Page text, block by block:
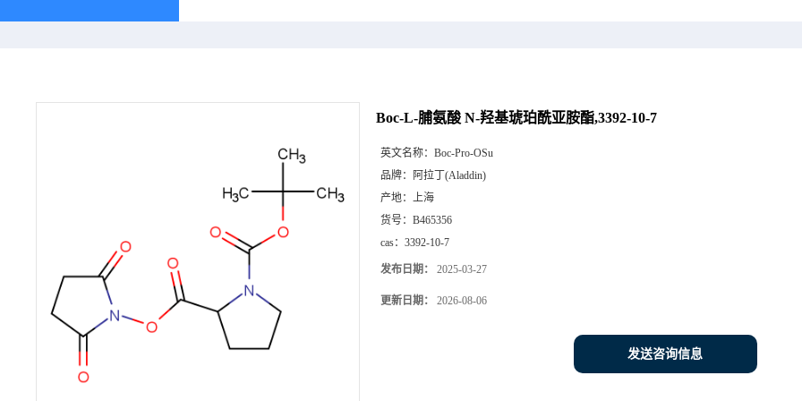
Boc-L-脯氨酸 N-羟基琥珀酰亚胺酯,3392-10-7
英文名称： Boc-Pro-OSu
品牌： 阿拉丁(Aladdin)
产地： 上海
货号： B465356
cas： 3392-10-7
发布日期： 2025-03-27
更新日期： 2026-08-06
发送咨询信息